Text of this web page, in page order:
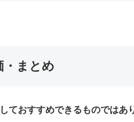
・まとめ
おすすめできるものではあ